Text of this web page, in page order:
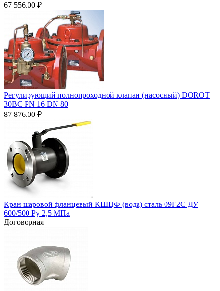
67 556.00 ₽
Регулирующий полнопроходной клапан (насосный) DOROT
30BC PN 16 DN 80
87 876.00 ₽
Кран шаровой фланцевый КШЦФ (вода) сталь 09Г2С ДУ
600/500 Ру 2,5 МПа
Договорная